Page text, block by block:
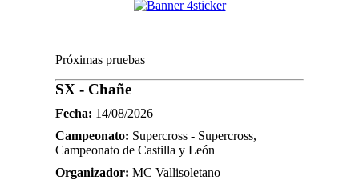
Próximas pruebas
SX - Chañe
Fecha: 14/08/2026
Campeonato: Supercross - Supercross,
Campeonato de Castilla y León
Organizador: MC Vallisoletano